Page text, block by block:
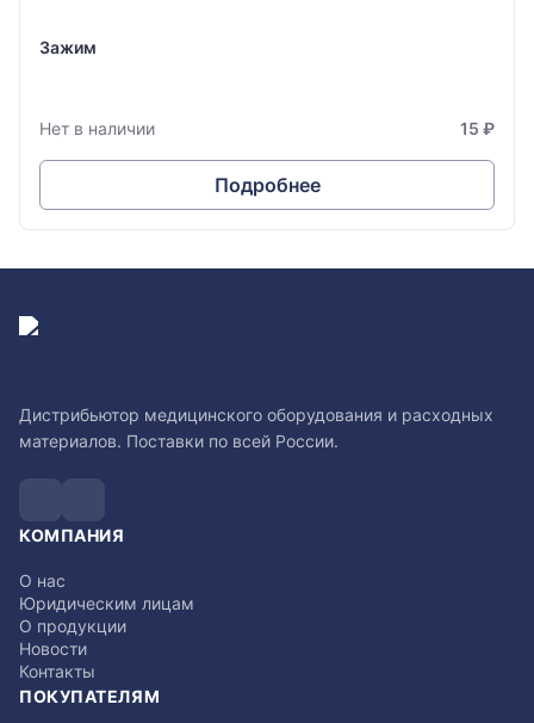
Зажим
Нет в наличии 15 ₽
Подробнее
Дистрибьютор медицинского оборудования и расходных
материалов. Поставки по всей России.
КОМПАНИЯ
О нас
Юридическим лицам
О продукции
Новости
Контакты
ПОКУПАТЕЛЯМ